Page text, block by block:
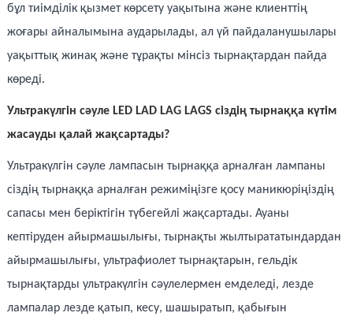
бұл тиімділік қызмет көрсету уақытына және клиенттің
жоғары айналымына аударылады, ал үй пайдаланушылары
уақыттық жинақ және тұрақты мінсіз тырнақтардан пайда
көреді.
Ультракүлгін сәуле LED LAD LAG LAGS сіздің тырнаққа күтім
жасауды қалай жақсартады?
Ультракүлгін сәуле лампасын тырнаққа арналған лампаны
сіздің тырнаққа арналған режиміңізге қосу маникюріңіздің
сапасы мен беріктігін түбегейлі жақсартады. Ауаны
кептіруден айырмашылығы, тырнақты жылтырататындардан
айырмашылығы, ультрафиолет тырнақтарын, гельдік
тырнақтарды ультракүлгін сәулелермен емделеді, лезде
лампалар лезде қатып, кесу, шашыратып, қабығын